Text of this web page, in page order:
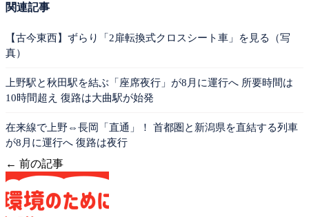
関連記事
【古今東西】ずらり「2扉転換式クロスシート車」を見る（写
真）
上野駅と秋田駅を結ぶ「座席夜行」が8月に運行へ 所要時間は
10時間超え 復路は大曲駅が始発
在来線で上野⇔長岡「直通」！ 首都圏と新潟県を直結する列車
が8月に運行へ 復路は夜行
← 前の記事